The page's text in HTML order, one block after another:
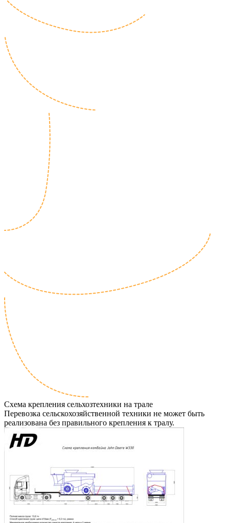
Схема крепления сельхозтехники на трале
Перевозка сельскохозяйственной техники не может быть
реализована без правильного крепления к тралу.